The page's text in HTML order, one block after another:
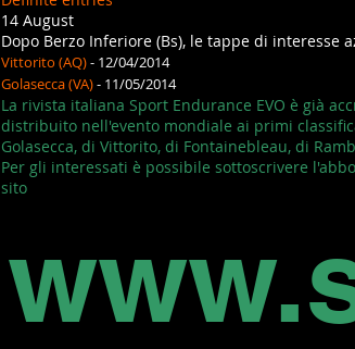
14 August
Dopo Berzo Inferiore (Bs), le tappe di interesse
Vittorito (AQ)- 12/04/2014
Golasecca (VA)- 11/05/2014
La rivista italiana Sport Endurance EVO è già
distribuito nell'evento mondiale ai primi
Golasecca, di Vittorito, di Fontainebleau, di
Per gli interessati è possibile sottoscrivere
sito